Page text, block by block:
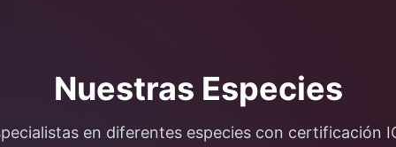
Nuestras Especies
en diferentes especies con certificación